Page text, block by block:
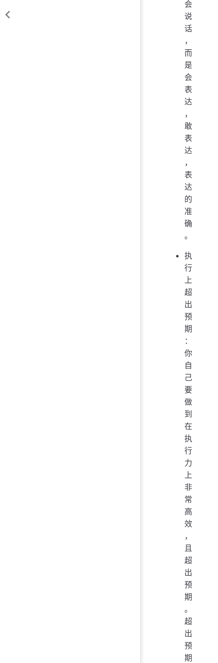
会
说
话
，
而
是
会
表
达
，
敢
表
达
，
表
达
的
准
确
。
执
行
上
超
出
预
期
：
你
自
己
要
做
到
在
执
行
力
上
非
常
高
效
，
且
超
出
预
期
。
超
出
预
期